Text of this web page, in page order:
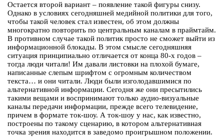
Остается второй вариант – появление такой фигуры снизу.
Однако в условиях сегодняшней медийной политики для того,
чтобы такой человек стал известен, об этом должны
многократно повторить по центральным каналам в праймтайм.
В противном случае такой политик просто не сможет выйти из
информационной блокады. В этом смысле сегодняшняя
ситуация принципиально отличается от конца 80-х годов –
тогда люди читали! Им давали листовки на плохой бумаге,
написанные слепым шрифтом с огромным количеством
текста… и они читали. Люди были изголодавшимися по
альтернативной информации. Сегодня же они пресытились
такими вещами и воспринимают только аудио-визуальные
каналы передачи информации, прежде всего телевидение,
причем в формате ток-шоу. А ток-шоу у нас, как известно,
построены по такому сценарию, в котором альтернативная
точка зрения находится в заведомо проигрышном положении.